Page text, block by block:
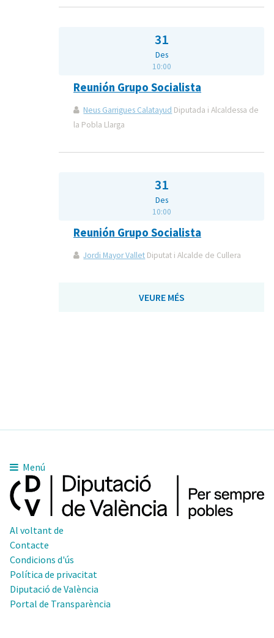
31
Des
10:00
Reunión Grupo Socialista
Neus Garrigues Calatayud Diputada i Alcaldessa de
la Pobla Llarga
31
Des
10:00
Reunión Grupo Socialista
Jordi Mayor Vallet Diputat i Alcalde de Cullera
VEURE MÉS
Menú
Al voltant de
Contacte
Condicions d'ús
Política de privacitat
Diputació de València
Portal de Transparència